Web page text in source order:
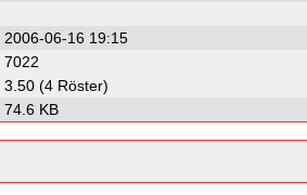
2006-06-16 19:15
7022
3.50 (4 Röster)
74.6 KB